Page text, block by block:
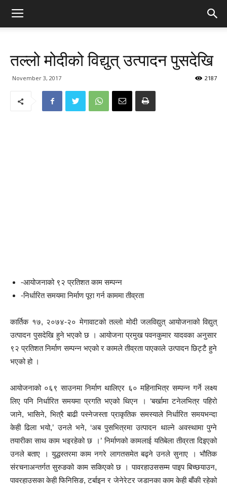
तल्लो मोदीको विद्युत् उत्पादन पुसदेखि
November 3, 2017 2187
-आयोजनाको ९२ प्रतिशत काम सम्पन्न
-निर्धारित समयमा निर्माण पूरा गर्न काममा तीव्रता
कार्तिक १७, २०७४-२० मेगावाटको तल्लो मोदी जलविद्युत् आयोजनाको विद्युत्
उत्पादन पुसदेखि हुने भएको छ । आयोजना प्रमुख पवनकुमार यादवका अनुसार
९२ प्रतिशत निर्माण सम्पन्न भएको र कामले तीव्रता पाएकाले उत्पादन छिट्टै हुने
भएको हो ।
आयोजनाको ०६९ साउनमा निर्माण थालिएर ६० महिनाभित्र सम्पन्न गर्ने लक्ष्य
लिए पनि निर्धारित समयमा प्रगति भएको थिएन । ‘बर्खामा टनेलभित्र पहिरो
जाने, भासिने, भित्रै बाढी पस्नेजस्ता प्राकृतिक समस्याले निर्धारित समयभन्दा
केही ढिला भयो,’ उनले भने, ‘अब पुसभित्रमा उत्पादन थाल्ने अवस्थामा पुग्ने
तयारीका साथ काम भइरहेको छ ।’ निर्माणको कामलाई यतिबेला तीव्रता दिइएको
उनले बताए । युद्धस्तरमा काम नगरे लागतसमेत बढ्ने उनले सुनाए । भौतिक
संरचनाअन्तर्गत सुरुङको काम सकिएको छ । पावरहाउससम्म पाइप बिच्छयाउन,
पावरहाउसका केही फिनिसिङ, टर्बाइन र जेनेरेटर जडानका काम केही बाँकी रहेको